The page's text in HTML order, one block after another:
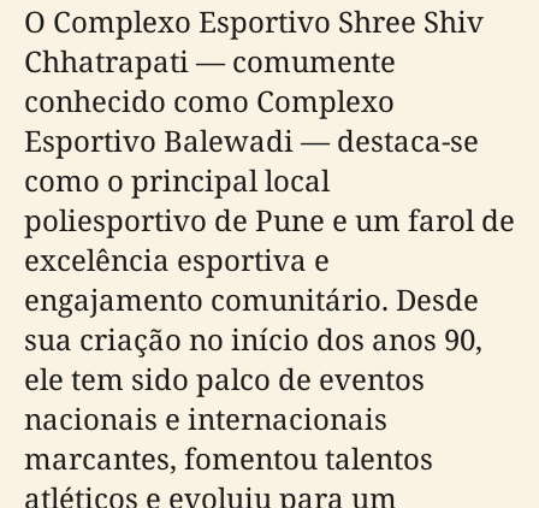
O Complexo Esportivo Shree Shiv
Chhatrapati — comumente
conhecido como Complexo
Esportivo Balewadi — destaca-se
como o principal local
poliesportivo de Pune e um farol de
excelência esportiva e
engajamento comunitário. Desde
sua criação no início dos anos 90,
ele tem sido palco de eventos
nacionais e internacionais
marcantes, fomentou talentos
atléticos e evoluiu para um